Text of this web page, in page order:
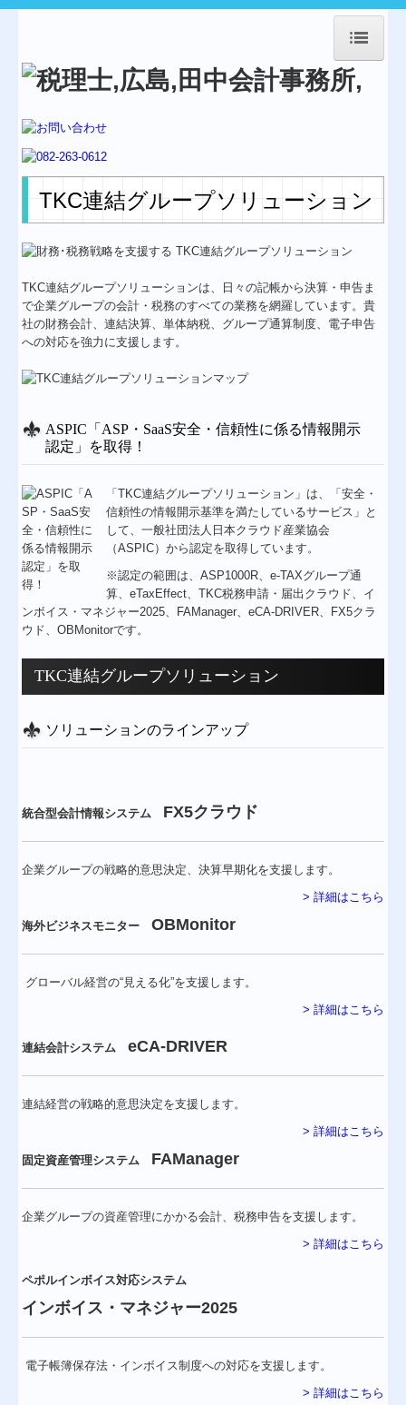
HOME
経営理念
交通案内
Topics
料金について
補助金・助成金・融資情報
経営者お役立ち情報
TKCシステムのご紹介
消費税法改正への対応
個人情報保護方針
お問合せ
TKC連結グループソリューション
TKC連結グループソリューションは、日々の記帳から決算・申告ま
で企業グループの会計・税務のすべての業務を網羅しています。貴
社の財務会計、連結決算、単体納税、グループ通算制度、電子申告
への対応を強力に支援します。
ASPIC「ASP・SaaS安全・信頼性に係る情報開示
認定」を取得！
「TKC連結グループソリューション」は、「安全・
信頼性の情報開示基準を満たしているサービス」と
して、一般社団法人日本クラウド産業協会
（ASPIC）から認定を取得しています。
※認定の範囲は、ASP1000R、e-TAXグループ通
算、eTaxEffect、TKC税務申請・届出クラウド、イ
ンボイス・マネジャー2025、FAManager、eCA-DRIVER、FX5クラ
ウド、OBMonitorです。
TKC連結グループソリューション
ソリューションのラインアップ
統合型会計情報システム FX5クラウド
企業グループの戦略的意思決定、決算早期化を支援します。
> 詳細はこちら
海外ビジネスモニターOBMonitor
グローバル経営の“見える化”を支援します。
> 詳細はこちら
連結会計システムeCA-DRIVER
連結経営の戦略的意思決定を支援します。
> 詳細はこちら
固定資産管理システム FAManager
企業グループの資産管理にかかる会計、税務申告を支援します。
> 詳細はこちら
ペポルインボイス対応システム
インボイス・マネジャー2025
電子帳簿保存法・インボイス制度への対応を支援します。
> 詳細はこちら